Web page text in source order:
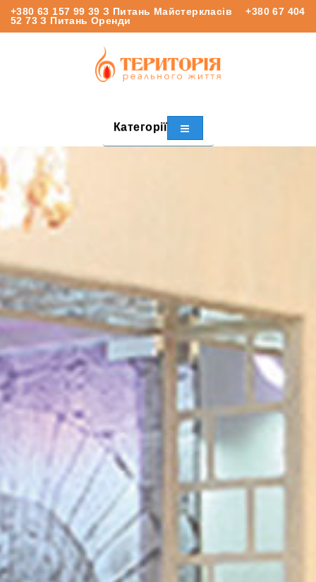
+380 63 157 99 39 З Питань Майстеркласів
+380 67 404
52 73 З Питань Оренди
Категорії